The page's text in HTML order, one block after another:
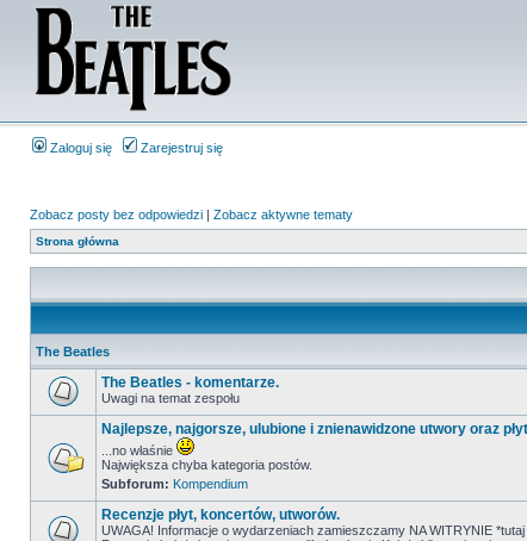
Zaloguj się Zarejestruj się
Zobacz posty bez odpowiedzi | Zobacz aktywne tematy
Strona główna
The Beatles
The Beatles - komentarze.
Uwagi na temat zespołu
Najlepsze, najgorsze, ulubione i znienawidzone utwory oraz
...no właśnie
Największa chyba kategoria postów.
Subforum: Kompendium
Recenzje płyt, koncertów, utworów.
UWAGA! Informacje o wydarzeniach zamieszczamy NA WITRYNIE